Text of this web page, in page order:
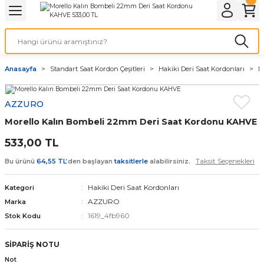
Geri Dön
& ELEKTİRİK AYDINLATMA & ELEKTRİK
Geri Dön
ve Cihaz Pilleri
ÇEŞİTLERİ
Geri Dön
Geri Dön
Kordon Çeşitleri
Kordonları
saat kordonu
Kordonları
Anasayfa Standart Saat Kordon Çeşitleri Hakiki Deri Saat Kordonları
AZZURO
Morello Kalın Bombeli 22mm Deri Saat Kordonu KAHVE
533,00 TL
Bu ürünü 64,55 TL’den başlayantaksitlerle alabilirsiniz. Taksit Seçenekleri
Kategori Hakiki Deri Saat Kordonları
Marka AZZURO
Stok Kodu 1619_4fb960
SİPARİŞ NOTU
Not